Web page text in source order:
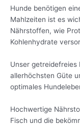
Hunde benötigen
Mahlzeiten ist es
Nährstoffen, wie
Kohlenhydrate
Unser
allerhöchsten Güte
optimales
Hochwertige
Fisch und die